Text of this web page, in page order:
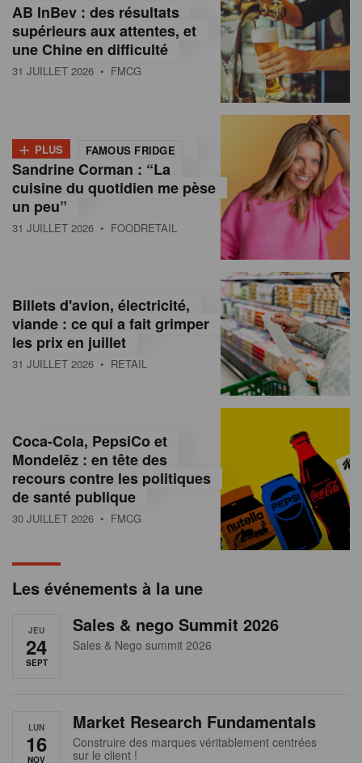
n
o
m
a
s
s
u
e
e
a
AB InBev : des résultats
supérieurs aux attentes, et
une Chine en difficulté
31 JUILLET 2026 • FMCG
+ PLUS FAMOUS FRIDGE
Sandrine Corman : “La
cuisine du quotidien me pèse
un peu”
31 JUILLET 2026 • FOODRETAIL
Billets d'avion, électricité,
viande : ce qui a fait grimper
les prix en juillet
31 JUILLET 2026 • RETAIL
Coca-Cola, PepsiCo et
Mondelēz : en tête des
recours contre les politiques
de santé publique
30 JUILLET 2026 • FMCG
Les événements à la une
JEU
24
SEPT
Sales & nego Summit 2026
Sales & Nego summit 2026
LUN
16
NOV
Market Research Fundamentals
Construire des marques véritablement centrées
sur le client !